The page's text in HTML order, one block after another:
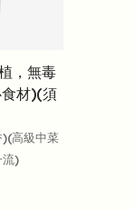
，無毒
材)(須
高級中菜
流)